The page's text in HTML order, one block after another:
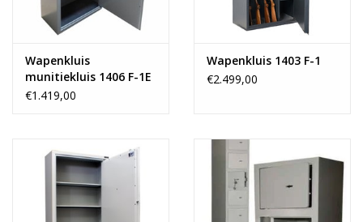
Wapenkluis
munitiekluis 1406 F-1E
€1.419,00
Wapenkluis 1403 F-1
€2.499,00